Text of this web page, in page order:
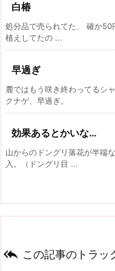
白椿
処分品で売られてた、 確か
植えしてたの ...
早過ぎ
麓ではもう咲き終わってるシ
クナゲ、早過ぎ。
効果あるとかいな…
山からのドングリ落花が半端
入。（ドングリ目 ...
 この記事のトラッ